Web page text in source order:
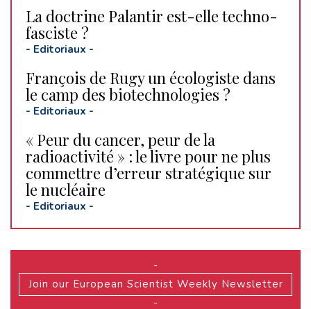
La doctrine Palantir est-elle techno-
fasciste ?
- Editoriaux -
François de Rugy un écologiste dans
le camp des biotechnologies ?
- Editoriaux -
« Peur du cancer, peur de la
radioactivité » : le livre pour ne plus
commettre d’erreur stratégique sur
le nucléaire
- Editoriaux -
-
Join our European Scientist Weekly Newsletter
-